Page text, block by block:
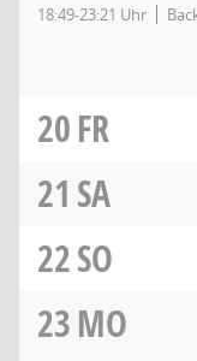
18:49-23:21 Uhr
20FR
21 SA
22SO
23MO